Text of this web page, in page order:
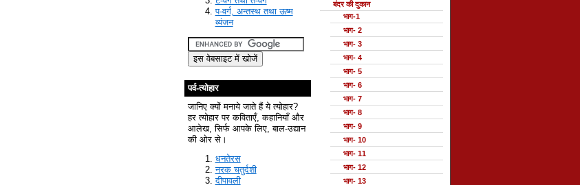
प-वर्ग, अन्तस्थ तथा ऊष्म
व्यंजन
पर्व-त्योहार
जानिए क्यों मनाये जाते हैं ये त्योहार?
हर त्योहार पर कविताएँ, कहानियाँ और
आलेख, सिर्फ आपके लिए, बाल-उद्यान
की ओर से।
धनतेरस
नरक चतुर्दशी
दीपावली
बंदर की दुकान
भाग-1
भाग- 2
भाग- 3
भाग- 4
भाग- 5
भाग- 6
भाग- 7
भाग- 8
भाग- 9
भाग- 10
भाग- 11
भाग- 12
भाग- 13